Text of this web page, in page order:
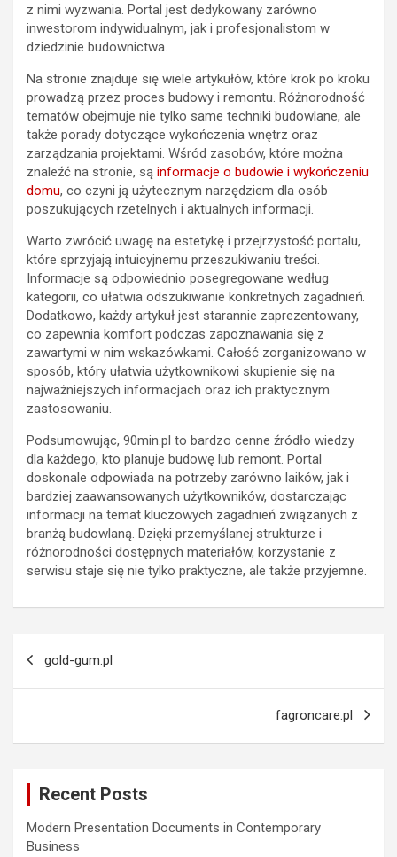
z nimi wyzwania. Portal jest dedykowany zarówno
inwestorom indywidualnym, jak i profesjonalistom w
dziedzinie budownictwa.
Na stronie znajduje się wiele artykułów, które krok po kroku
prowadzą przez proces budowy i remontu. Różnorodność
tematów obejmuje nie tylko same techniki budowlane, ale
także porady dotyczące wykończenia wnętrz oraz
zarządzania projektami. Wśród zasobów, które można
znaleźć na stronie, są informacje o budowie i wykończeniu
domu, co czyni ją użytecznym narzędziem dla osób
poszukujących rzetelnych i aktualnych informacji.
Warto zwrócić uwagę na estetykę i przejrzystość portalu,
które sprzyjają intuicyjnemu przeszukiwaniu treści.
Informacje są odpowiednio posegregowane według
kategorii, co ułatwia odszukiwanie konkretnych zagadnień.
Dodatkowo, każdy artykuł jest starannie zaprezentowany,
co zapewnia komfort podczas zapoznawania się z
zawartymi w nim wskazówkami. Całość zorganizowano w
sposób, który ułatwia użytkownikowi skupienie się na
najważniejszych informacjach oraz ich praktycznym
zastosowaniu.
Podsumowując, 90min.pl to bardzo cenne źródło wiedzy
dla każdego, kto planuje budowę lub remont. Portal
doskonale odpowiada na potrzeby zarówno laików, jak i
bardziej zaawansowanych użytkowników, dostarczając
informacji na temat kluczowych zagadnień związanych z
branżą budowlaną. Dzięki przemyślanej strukturze i
różnorodności dostępnych materiałów, korzystanie z
serwisu staje się nie tylko praktyczne, ale także przyjemne.
navigation
gold-gum.pl
fagroncare.pl
Recent Posts
Modern Presentation Documents in Contemporary
Business